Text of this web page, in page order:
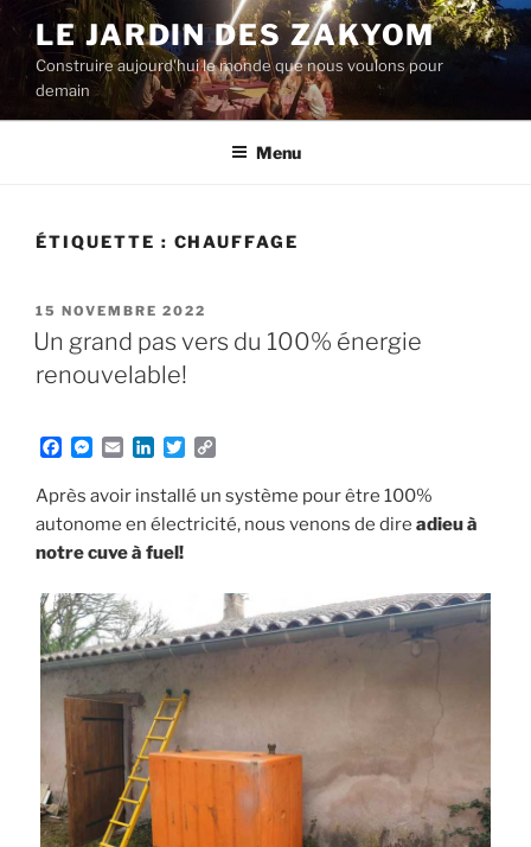
Aller
contenu
principal
LE JARDIN DES ZAKYOM
Construire aujourd'hui le monde que nous voulons pour
demain
Menu
ÉTIQUETTE : CHAUFFAGE
PUBLIÉ
LE
15 NOVEMBRE 2022
Un grand pas vers du 100% énergie
renouvelable!
F
c
e
b
o
k
M
s
e
n
e
r
E
a
l
L
n
k
e
d
T
i
t
t
p
L
k
Après avoir installé un système pour être 100%
autonome en électricité, nous venons de dire adieu à
notre cuve à fuel!